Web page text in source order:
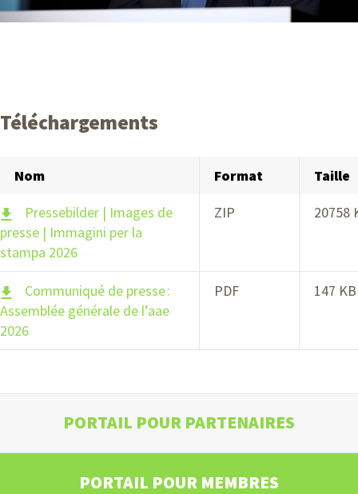
Téléchargements
Nom Format Taille
Pressebilder | Images de
presse | Immagini per la
stampa 2026
ZIP 20758
Communiqué de presse :
Assemblée générale de l’aae
2026
PDF 147 KB
PORTAIL POUR PARTENAIRES
PORTAIL POUR MEMBRES